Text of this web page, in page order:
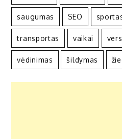
saugumas SEO
transportas vaikai
vėdinimas šildymas